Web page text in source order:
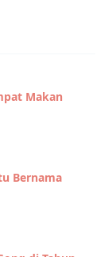
Makan
Bernama